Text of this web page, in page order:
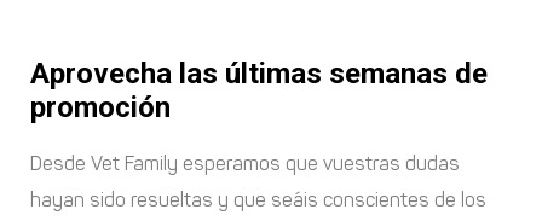
Aprovecha las últimas semanas de
promoción
Desde Vet Family esperamos que vuestras dudas
hayan sido resueltas y que seáis conscientes de los